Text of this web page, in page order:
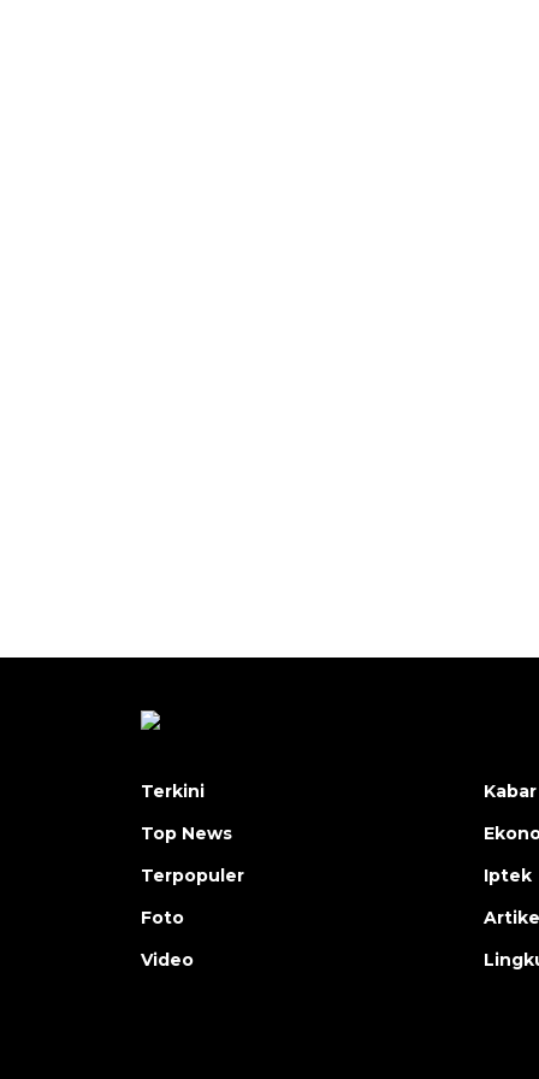
Terkini
Top News
Terpopuler
Foto
Video
Iptek